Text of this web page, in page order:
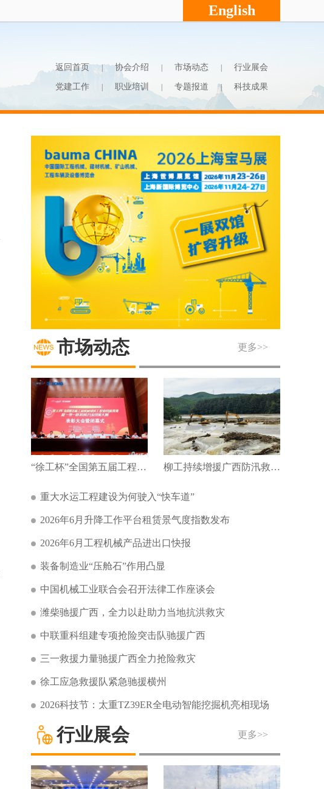
English
返回首页 协会介绍 市场动态 行业展会
党建工作 职业培训 专题报道 | 科技成果
市场动态 更多>>
“徐工杯”全国第五届工程机械维修工职业技能竞赛暨“一带一路”机械行业技能大赛圆满落幕 柳工持续增援广西防汛救灾及灾后重建
重大水运工程建设为何驶入“快车道”
2026年6月升降工作平台租赁景气度指数发布
2026年6月工程机械产品进出口快报
装备制造业“压舱石”作用凸显
中国机械工业联合会召开法律工作座谈会
潍柴驰援广西，全力以赴助力当地抗洪救灾
中联重科组建专项抢险突击队驰援广西
三一救援力量驰援广西全力抢险救灾
徐工应急救援队紧急驰援横州
2026科技节：太重TZ39ER全电动智能挖掘机亮相现场
行业展会 更多>>